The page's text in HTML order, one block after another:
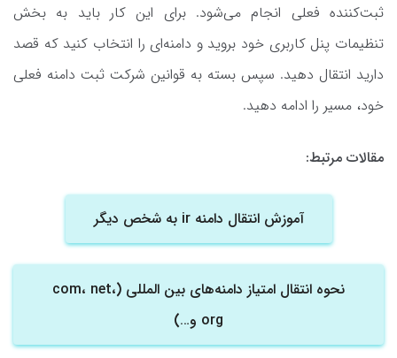
ثبت‌کننده فعلی انجام می‌شود. برای این کار باید به بخش
تنظیمات پنل کاربری خود بروید و دامنه‌ای را انتخاب کنید که قصد
دارید انتقال دهید. سپس بسته به قوانین شرکت ثبت دامنه فعلی
خود، مسیر را ادامه دهید.
مقالات مرتبط:
آموزش انتقال دامنه ir به شخص دیگر
نحوه انتقال امتیاز دامنه‌های بین المللی (com، net،
org و…)